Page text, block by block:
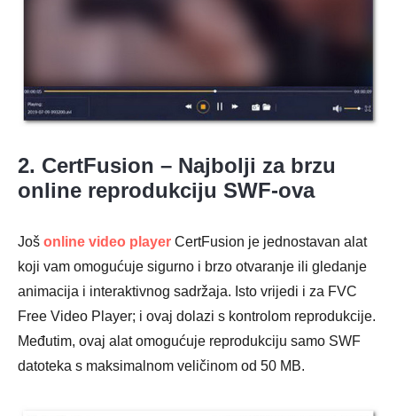
2. CertFusion – Najbolji za brzu
online reprodukciju SWF-ova
Još online video player CertFusion je jednostavan alat
koji vam omogućuje sigurno i brzo otvaranje ili gledanje
animacija i interaktivnog sadržaja. Isto vrijedi i za FVC
Free Video Player; i ovaj dolazi s kontrolom reprodukcije.
Međutim, ovaj alat omogućuje reprodukciju samo SWF
datoteka s maksimalnom veličinom od 50 MB.